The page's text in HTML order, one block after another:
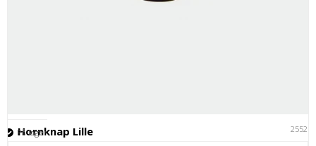
Hornknap Lille 25521
På lager